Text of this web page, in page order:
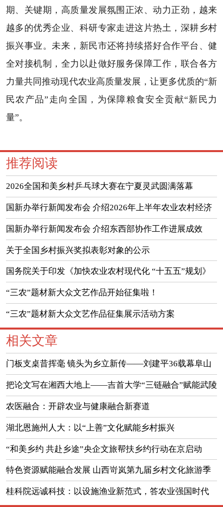
期、关键期，高质量发展氛围正浓、动力正劲，越来
越多的优秀企业、科研专家走进这片热土，深耕乡村
振兴事业。未来，新民市还将持续搭好合作平台、健
全对接机制，全力以赴做好服务保障工作，联合各方
力量共同推动现代农业高质量发展，让更多优质的“新
民农产品”走向全国，为保障粮食安全贡献“新民力
量”。
推荐阅读
2026全国和美乡村乒乓球大赛在宁夏灵武圆满落幕
国新办举行新闻发布会 介绍2026年上半年农业农村经济
运行情况
国新办举行新闻发布会 介绍东西部协作工作进展成效
（实录）
关于全国乡村振兴奖拟表彰对象的公示
国务院关于印发《加快农业农村现代化 “十五五”规划》
的通知
“三农”题材新大众文艺作品开始征集啦！
“三农”题材新大众文艺作品征集展示活动方案
相关文章
门板支桌昔挥毫 镜头为乡立新传——刘建平36载幕阜山
下新闻人生
把论文写在湘西大地上——吉首大学“三链融合”赋能武陵
山区高质量发展
农医融合：开辟农业与健康融合新赛道
湖北恩施州人大：以“上善”文化赋能乡村振兴
“和美乡约 共赴乡途”央企文旅帮扶乡约行动在京启动
特色资源赋能融合发展 山西岢岚第九届乡村文化旅游季
蓄势启幕
桂科院远诚科技：以设施渔业新范式，答农业强国时代